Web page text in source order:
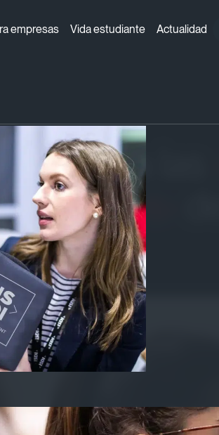
empresas Vida estudiante Actualidad
a las
digitales